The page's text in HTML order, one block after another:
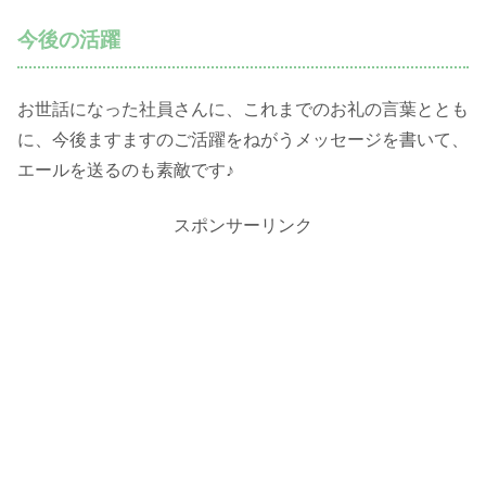
今後の活躍
お世話になった社員さんに、これまでのお礼の言葉ととも
に、今後ますますのご活躍をねがうメッセージを書いて、
エールを送るのも素敵です♪
スポンサーリンク